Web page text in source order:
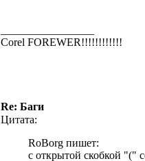
Corel FOREWER!!!!!!!!!!!!
Re: Баги
Цитата:
RoBorg пишет:
с открытой скобкой "("